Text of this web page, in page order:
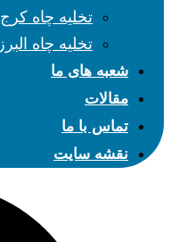
تخلیه چاه کرج
تخلیه چاه البرز
شعبه های ما
مقالات
تماس با ما
نقشه سایت